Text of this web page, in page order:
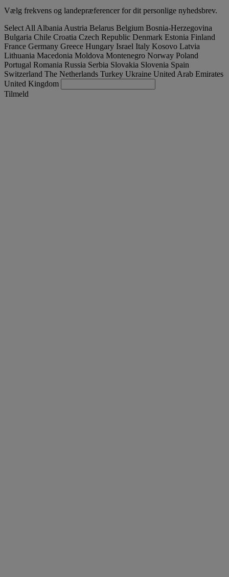
Vælg frekvens og landepræferencer for dit personlige nyhedsbrev.
Select All Albania Austria Belarus Belgium Bosnia-Herzegovina
Bulgaria Chile Croatia Czech Republic Denmark Estonia Finland
France Germany Greece Hungary Israel Italy Kosovo Latvia
Lithuania Macedonia Moldova Montenegro Norway Poland
Portugal Romania Russia Serbia Slovakia Slovenia Spain
Switzerland The Netherlands Turkey Ukraine United Arab Emirates
United Kingdom
Tilmeld